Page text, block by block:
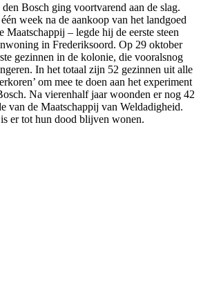
Bosch ging voortvarend aan de slag.
week na de aankoop van het landgoed
Maatschappij – legde hij de eerste steen
in Frederiksoord. Op 29 oktober
gezinnen in de kolonie, die vooralsnog
In het totaal zijn 52 gezinnen uit alle
om mee te doen aan het experiment
Na vierenhalf jaar woonden er nog 42
van de Maatschappij van Weldadigheid.
er tot hun dood blijven wonen.